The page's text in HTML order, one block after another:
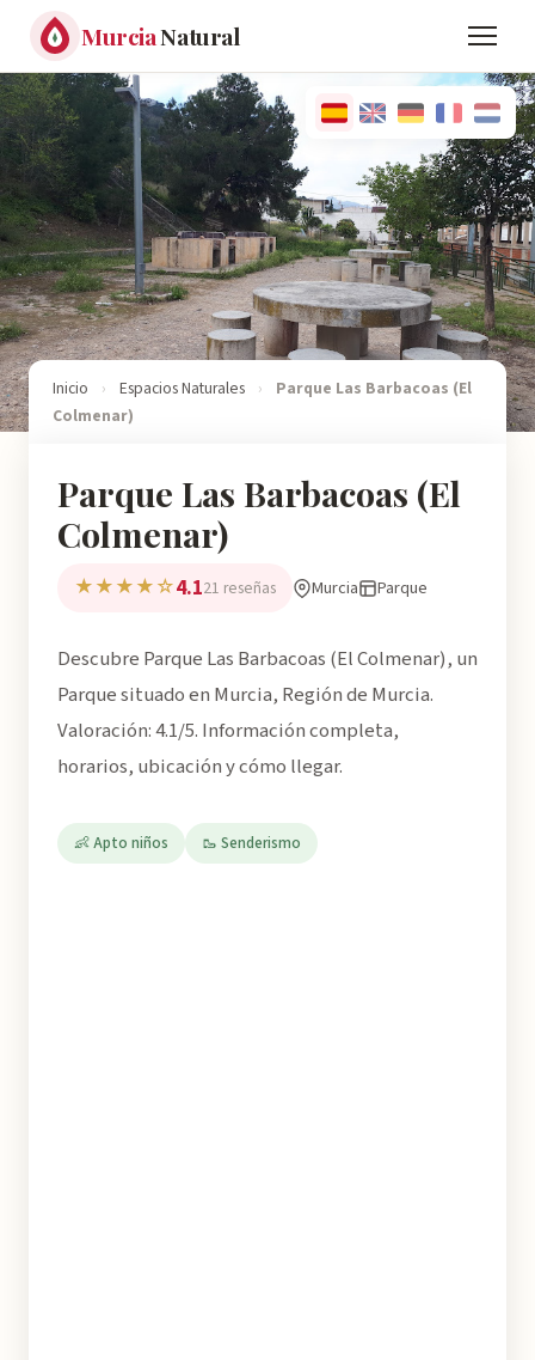
MurciaNatural
Inicio › Espacios Naturales ›
Parque Las Barbacoas (El
Colmenar)
Parque Las Barbacoas (El
Colmenar)
★★★★☆4.121 reseñas Murcia Parque
Descubre Parque Las Barbacoas (El Colmenar), un
Parque situado en Murcia, Región de Murcia.
Valoración: 4.1/5. Información completa,
horarios, ubicación y cómo llegar.
👶 Apto niños 🥾 Senderismo